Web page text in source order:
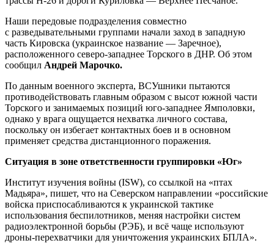
Наши передовые подразделения совместно
с разведывательными группами начали заход в западную
часть Кировска (украинское название — Заречное),
расположенного северо-западнее Торского в ДНР. Об этом
сообщил Андрей Марочко.
По данным военного эксперта, ВСУшники пытаются
противодействовать главным образом с высот южной части
Торского и занимаемых позиций юго-западнее Ямполовки,
однако у врага ощущается нехватка личного состава,
поскольку он избегает контактных боев и в основном
применяет средства дистанционного поражения.
Ситуация в зоне ответственности группировки «Юг»
Институт изучения войны (ISW), со ссылкой на «птах
Мадьяра», пишет, что на Северском направлении «российские
войска приспосабливаются к украинской тактике
использования беспилотников, меняя настройки систем
радиоэлектронной борьбы (РЭБ), и всё чаще используют
дроны-перехватчики для уничтожения украинских БПЛА».